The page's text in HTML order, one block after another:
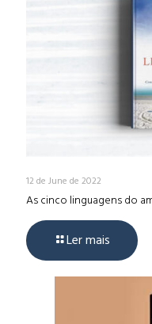
12 de June de 2022
As cinco linguagens do
Ler mais